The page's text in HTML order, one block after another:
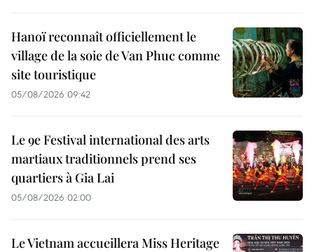
Hanoï reconnaît officiellement le
village de la soie de Van Phuc comme
site touristique
05/08/2026 09:42
Le 9e Festival international des arts
martiaux traditionnels prend ses
quartiers à Gia Lai
05/08/2026 02:00
Le Vietnam accueillera Miss Heritage